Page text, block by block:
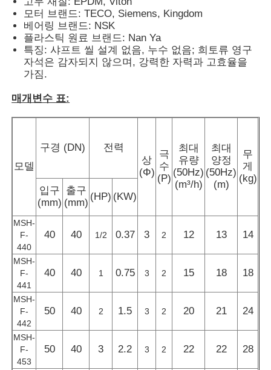
제품 소개
동영상
회사 소개
공장 투어
모터 브랜드: TECO, Siemens, Kingdom
베어링 브랜드: NSK
플라스틱 원료 브랜드: Nan Ya
특징: 샤프트 씰 설계 없음, 누수 없음; 희토류 영구
자석은 감자되지 않으며, 강력한 자력과 고효율을
가짐.
매개변수 표:
모델
구경 (DN)
전력
상
(Φ)
극
수
(P)
최대
유량
(50Hz)
(m³/h)
최대
양정
(50Hz)
(m)
무
게
(kg)
입구
(mm)
출구
(mm)
(HP) (KW)
MSH-
F-
440
40 40 1/2 0.37 3 2 12 13 14
MSH-
F-
441
40 40 1 0.75 3 2 15 18 18
MSH-
F-
442
50 40 2 1.5 3 2 20 21 24
MSH-
F-
453
50 40 3 2.2 3 2 22 22 28